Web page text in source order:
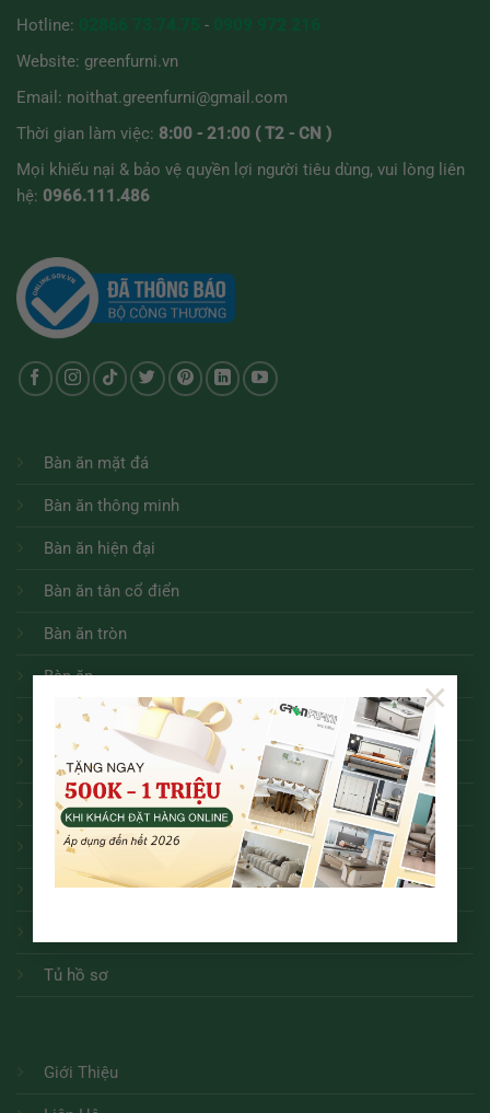
×
Hotline:
-
Website: greenfurni.vn
Email: noithat.greenfurni@gmail.com
Thời gian làm việc: 8:00 - 21:00 ( T2 - CN )
Mọi khiếu nại & bảo vệ quyền lợi người tiêu dùng, vui lòng liên
hệ: 0966.111.486
Bàn ăn mặt đá
Bàn ăn thông minh
Bàn ăn hiện đại
Bàn ăn tân cổ điển
Bàn ăn tròn
Bàn ăn
Sofa
Bàn trà
Kệ tivi
Ghế ăn các loại
Bàn Làm Việc
Tủ hồ sơ
Giới Thiệu